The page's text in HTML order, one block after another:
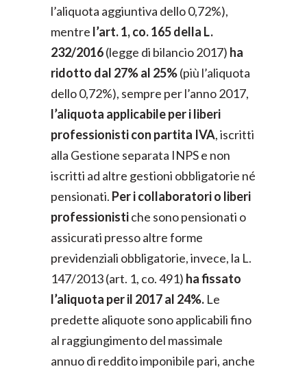
l’aliquota aggiuntiva dello 0,72%),
mentre l’art. 1, co. 165 della L.
232/2016(legge di bilancio 2017) ha
ridotto dal 27% al 25%(più l’aliquota
dello 0,72%), sempre per l’anno 2017,
l’aliquota applicabile per i liberi
professionisti con partita IVA, iscritti
alla Gestione separata INPS e non
iscritti ad altre gestioni obbligatorie né
pensionati. Per i collaboratori o liberi
professionistiche sono pensionati o
assicurati presso altre forme
previdenziali obbligatorie, invece, la L.
147/2013 (art. 1, co. 491) ha fissato
l’aliquota per il 2017 al 24%. Le
predette aliquote sono applicabili fino
al raggiungimento del massimale
annuo di reddito imponibile pari, anche